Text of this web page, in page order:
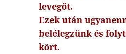
levegőt.
Ezek után
belélegzünk és
kört.